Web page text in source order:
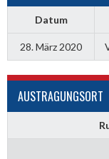
Datum
28. März 2020
AUSTRAGUNGSORT